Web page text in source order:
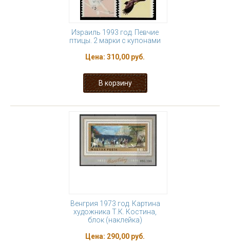
Израиль 1993 год. Певчие
птицы. 2 марки с купонами
Цена: 310,00 руб.
Венгрия 1973 год. Картина
художника Т.К. Костина,
блок (наклейка)
Цена: 290,00 руб.